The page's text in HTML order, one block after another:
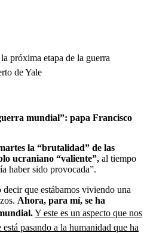
próxima etapa de la guerra
de Yale
mundial”: papa Francisco
la “brutalidad” de las
ucraniano “valiente”, al tiempo
haber sido provocada”.
que estábamos viviendo una
Ahora, para mí, se ha
Y este es un aspecto que nos
pasando a la humanidad que ha